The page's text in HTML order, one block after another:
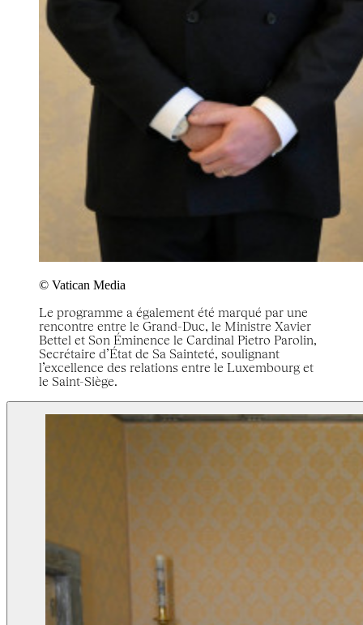
© Vatican Media
Le programme a également été marqué par une
rencontre entre le Grand-Duc, le Ministre Xavier
Bettel et Son Éminence le Cardinal Pietro Parolin,
Secrétaire d’État de Sa Sainteté, soulignant
l’excellence des relations entre le Luxembourg et
le Saint-Siège.